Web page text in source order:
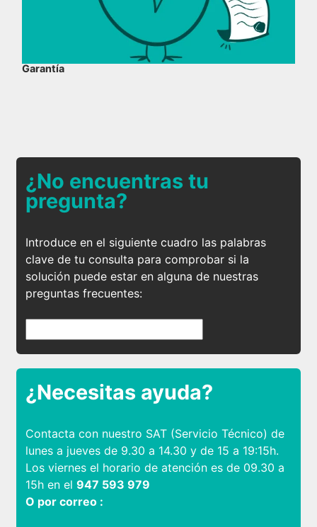
Garantía
¿No encuentras tu
pregunta?
Introduce en el siguiente cuadro las palabras
clave de tu consulta para comprobar si la
solución puede estar en alguna de nuestras
preguntas frecuentes:
¿Necesitas ayuda?
Contacta con nuestro SAT (Servicio Técnico) de
lunes a jueves de 9.30 a 14.30 y de 15 a 19:15h.
Los viernes el horario de atención es de 09.30 a
15h en el 947 593 979
O por correo :